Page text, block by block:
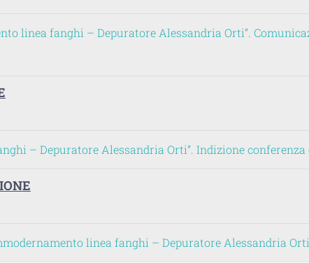
linea fanghi – Depuratore Alessandria Orti”.
– Depuratore Alessandria Orti”. Indizione conferenza
linea fanghi – Depuratore Alessandria